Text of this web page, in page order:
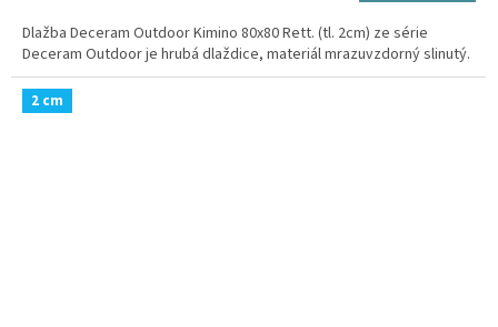
Dlažba Deceram Outdoor Kimino 80x80 Rett. (tl. 2cm) ze série
Deceram Outdoor je hrubá dlaždice, materiál mrazuvzdorný slinutý.
2 cm